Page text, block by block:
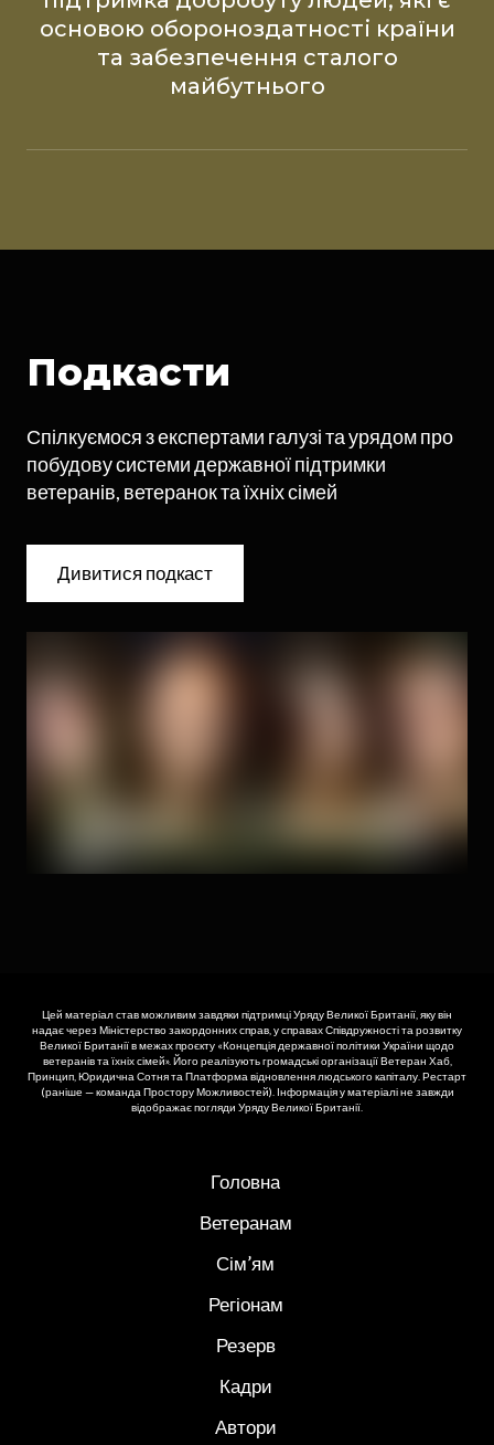
основою обороноздатності країни
та забезпечення сталого
майбутнього
Подкасти
Спілкуємося з експертами галузі та урядом про
побудову системи державної підтримки
ветеранів, ветеранок та їхніх сімей
Дивитися подкаст
Цей матеріал став можливим завдяки підтримці Уряду Великої Британії, яку він
надає через Міністерство закордонних справ, у справах Співдружності та розвитку
Великої Британії в межах проєкту «Концепція державної політики України щодо
ветеранів та їхніх сімей». Його реалізують громадські організації Ветеран Хаб,
Принцип, Юридична Сотня та Платформа відновлення людського капіталу. Рестарт
(раніше — команда Простору Можливостей). Інформація у матеріалі не завжди
відображає погляди Уряду Великої Британії.
Головна
Ветеранам
Сім’ям
Регіонам
Резерв
Кадри
Автори